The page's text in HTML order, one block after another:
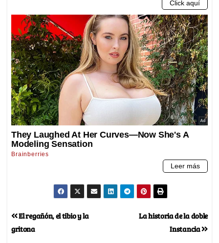
La historia de la doble
Instancia
El regañón, el tibio y la
gritona